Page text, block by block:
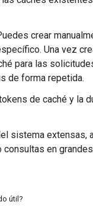
crear
Una vez
para las
de forma repetida.
de caché y la
sistema extensas,
en
útil?